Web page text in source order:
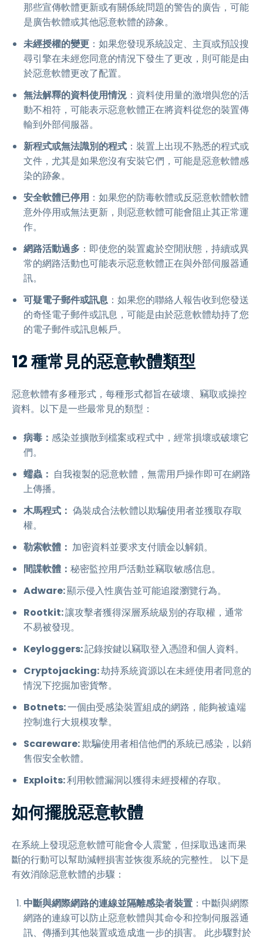
那些宣傳軟體更新或有關係統問題的警告的廣告，可能
是廣告軟體或其他惡意軟體的跡象。
未經授權的變更 ：如果您發現系統設定、主頁或預設搜
尋引擎在未經您同意的情況下發生了更改，則可能是由
於惡意軟體更改了配置。
無法解釋的資料使用情況 ：資料使用量的激增與您的活
動不相符，可能表示惡意軟體正在將資料從您的裝置傳
輸到外部伺服器。
新程式或無法識別的程式 ：裝置上出現不熟悉的程式或
文件，尤其是如果您沒有安裝它們，可能是惡意軟體感
染的跡象。
安全軟體已停用 ：如果您的防毒軟體或反惡意軟體軟體
意外停用或無法更新，則惡意軟體可能會阻止其正常運
作。
網路活動過多 ：即使您的裝置處於空閒狀態，持續或異
常的網路活動也可能表示惡意軟體正在與外部伺服器通
訊。
可疑電子郵件或訊息 ：如果您的聯絡人報告收到您發送
的奇怪電子郵件或訊息，可能是由於惡意軟體劫持了您
的電子郵件或訊息帳戶。
12 種常見的惡意軟體類型
惡意軟體有多種形式，每種形式都旨在破壞、竊取或操控
資料。以下是一些最常見的類型：
病毒： 感染並擴散到檔案或程式中，經常損壞或破壞它
們。
蠕蟲： 自我複製的惡意軟體，無需用戶操作即可在網路
上傳播。
木馬程式： 偽裝成合法軟體以欺騙使用者並獲取存取
權。
勒索軟體： 加密資料並要求支付贖金以解鎖。
間諜軟體： 秘密監控用戶活動並竊取敏感信息。
Adware:顯示侵入性廣告並可能追蹤瀏覽行為。
Rootkit:讓攻擊者獲得深層系統級別的存取權，通常
不易被發現。
Keyloggers:記錄按鍵以竊取登入憑證和個人資料。
Cryptojacking:劫持系統資源以在未經使用者同意的
情況下挖掘加密貨幣。
Botnets:一個由受感染裝置組成的網路，能夠被遠端
控制進行大規模攻擊。
Scareware:欺騙使用者相信他們的系統已感染，以銷
售假安全軟體。
Exploits:利用軟體漏洞以獲得未經授權的存取。
如何擺脫惡意軟體
在系統上發現惡意軟體可能會令人震驚，但採取迅速而果
斷的行動可以幫助減輕損害並恢復系統的完整性。 以下是
有效消除惡意軟體的步驟：
中斷與網際網路的連線並隔離感染者裝置 ：中斷與網際
網路的連線可以防止惡意軟體與其命令和控制伺服器通
訊、傳播到其他裝置或造成進一步的損害。 此步驟對於